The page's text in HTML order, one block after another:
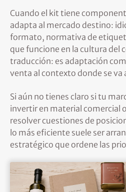
Cuando el kit tiene
adapta al mercado destino:
formato, normativa de
que funcione en la cultura del
traducción: es adaptación
venta al contexto donde se va
Si aún no tienes claro si tu
invertir en material comercial
resolver cuestiones de
lo más eficiente suele ser
estratégico que ordene las